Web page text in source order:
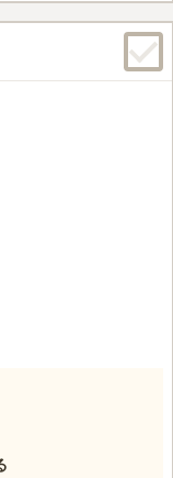
恒泰氏とコラボレーシ
を導入しました。敷地
り、「ほたるが故人とな